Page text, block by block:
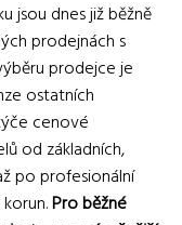
jsou dnes již běžně
prodejnách s
prodejce je
ostatních
cenové
od základních,
po profesionální
Pro běžné